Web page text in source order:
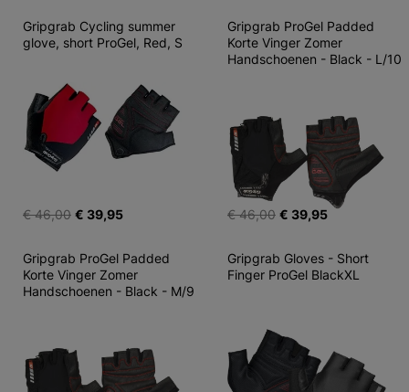
Gripgrab Cycling summer
glove, short ProGel, Red, S
€ 46,00 € 39,95
Gripgrab ProGel Padded
Korte Vinger Zomer
Handschoenen - Black - L/10
€ 46,00 € 39,95
Gripgrab ProGel Padded
Korte Vinger Zomer
Handschoenen - Black - M/9
Gripgrab Gloves - Short
Finger ProGel BlackXL